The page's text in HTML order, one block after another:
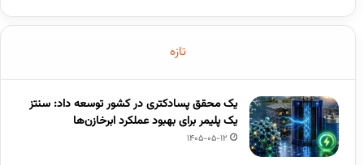
تازه
یک محقق پسادکتری در کشور توسعه داد: سنتز
یک پلیمر برای بهبود عملکرد ابرخازن‌ها
1405-05-12